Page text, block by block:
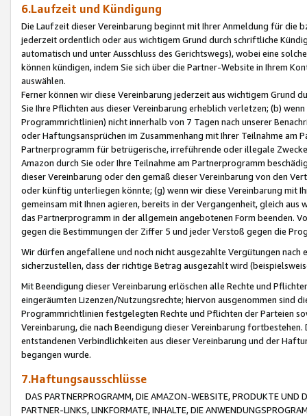
6.Laufzeit und Kündigung
Die Laufzeit dieser Vereinbarung beginnt mit Ihrer Anmeldung für die
jederzeit ordentlich oder aus wichtigem Grund durch schriftliche
automatisch und unter Ausschluss des Gerichtswegs), wobei eine
können kündigen, indem Sie sich über die Partner-Website in Ihrem
auswählen.
Ferner können wir diese Vereinbarung jederzeit aus wichtigem Grund
Sie Ihre Pflichten aus dieser Vereinbarung erheblich verletzen; (b)
Programmrichtlinien) nicht innerhalb von 7 Tagen nach unserer
oder Haftungsansprüchen im Zusammenhang mit Ihrer Teilnahme am
Partnerprogramm für betrügerische, irreführende oder illegale
Amazon durch Sie oder Ihre Teilnahme am Partnerprogramm
dieser Vereinbarung oder den gemäß dieser Vereinbarung von den
oder künftig unterliegen könnte; (g) wenn wir diese Vereinbarung mit
gemeinsam mit Ihnen agieren, bereits in der Vergangenheit, gleich
das Partnerprogramm in der allgemein angebotenen Form beenden.
gegen die Bestimmungen der Ziffer 5 und jeder Verstoß gegen die
Wir dürfen angefallene und noch nicht ausgezahlte Vergütungen
sicherzustellen, dass der richtige Betrag ausgezahlt wird
Mit Beendigung dieser Vereinbarung erlöschen alle Rechte und
eingeräumten Lizenzen/Nutzungsrechte; hiervon ausgenommen sind
Programmrichtlinien festgelegten Rechte und Pflichten der Parteien
Vereinbarung, die nach Beendigung dieser Vereinbarung
entstandenen Verbindlichkeiten aus dieser Vereinbarung und der
begangen wurde.
7.Haftungsausschlüsse
DAS PARTNERPROGRAMM, DIE AMAZON-WEBSITE, PRODUKTE UND
PARTNER-LINKS, LINKFORMATE, INHALTE, DIE